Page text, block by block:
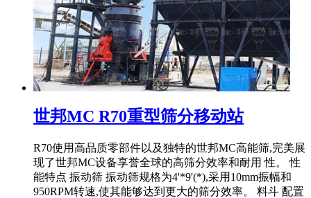
世邦MC R70重型筛分移动站
R70使用高品质零部件以及独特的世邦MC高能筛,完美展
现了世邦MC设备享誉全球的高筛分效率和耐用 性。 性
能特点 振动筛 振动筛规格为4'*9'(*),采用10mm振幅和
950RPM转速,使其能够达到更大的筛分效率。 料斗 配置